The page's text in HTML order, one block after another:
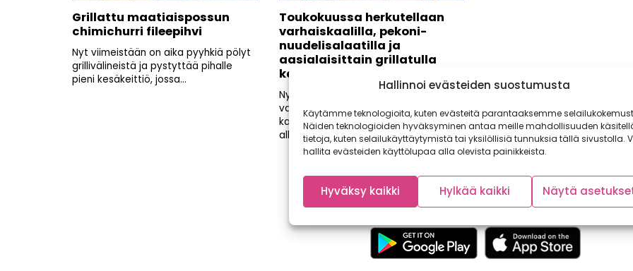
Hallinnoi evästeiden suostumusta
Käytämme teknologioita, kuten evästeitä parantaaksemme
Näiden teknologioiden hyväksyminen antaa meille mahdollisuuden
tietoja, kuten selailukäyttäytymistä tai yksilöllisiä tunnuksia tällä sivustolla.
hallita evästeiden käyttölupaa alla olevista painikkeista.
Hyväksy kaikki Hylkää kaikki Näytä
Grillattu maatiaispossun
chimichurri fileepihvi
Nyt viimeistään on aika pyyhkiä pölyt
grillivälineistä ja pystyttää pihalle
pieni kesäkeittiö, jossa...
Toukokuussa herkutellaan
varhaiskaalilla, pekoni-
nuudelisalaatilla ja
aasialaisittain grillatulla
kasslerilla!
Nyt sitä saa! Ensimmäiset
varhaiskaalit ovat saapuneet
kauppoihin. Rouskuvan rapealla
alkukesän aarteella on...